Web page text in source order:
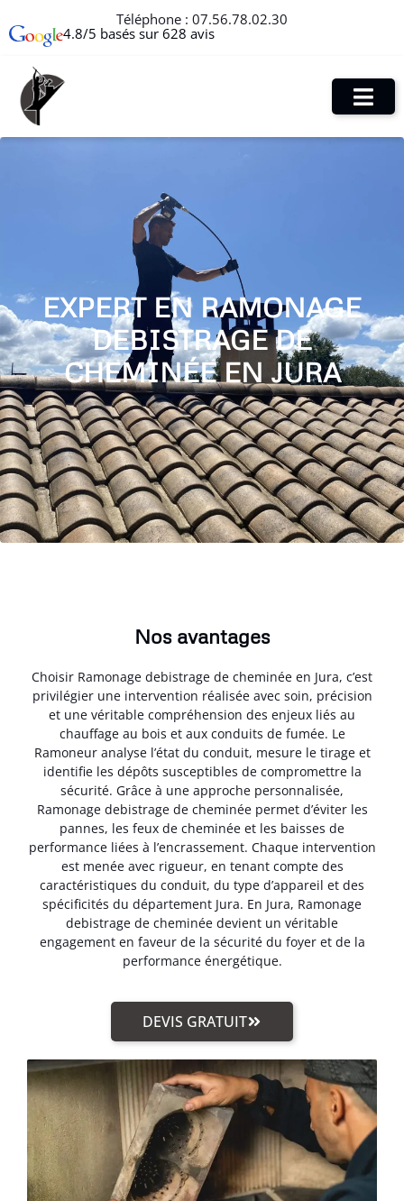
Téléphone : 07.56.78.02.30
4.8/5 basés sur 628 avis
EXPERT EN RAMONAGE
DEBISTRAGE DE
CHEMINÉE EN JURA
Nos avantages
Choisir Ramonage debistrage de cheminée en Jura, c’est
privilégier une intervention réalisée avec soin, précision
et une véritable compréhension des enjeux liés au
chauffage au bois et aux conduits de fumée. Le
Ramoneur analyse l’état du conduit, mesure le tirage et
identifie les dépôts susceptibles de compromettre la
sécurité. Grâce à une approche personnalisée,
Ramonage debistrage de cheminée permet d’éviter les
pannes, les feux de cheminée et les baisses de
performance liées à l’encrassement. Chaque intervention
est menée avec rigueur, en tenant compte des
caractéristiques du conduit, du type d’appareil et des
spécificités du département Jura. En Jura, Ramonage
debistrage de cheminée devient un véritable
engagement en faveur de la sécurité du foyer et de la
performance énergétique.
DEVIS GRATUIT